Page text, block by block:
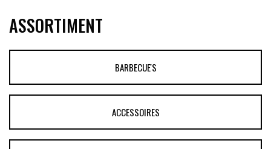
ASSORTIMENT
BARBECUE'S
ACCESSOIRES